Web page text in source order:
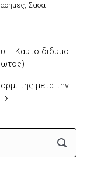
, Σασα
– Καυτο διδυμο
της μετα την